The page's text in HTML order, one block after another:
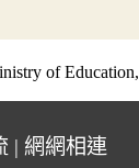
of Education,
| 網網相連